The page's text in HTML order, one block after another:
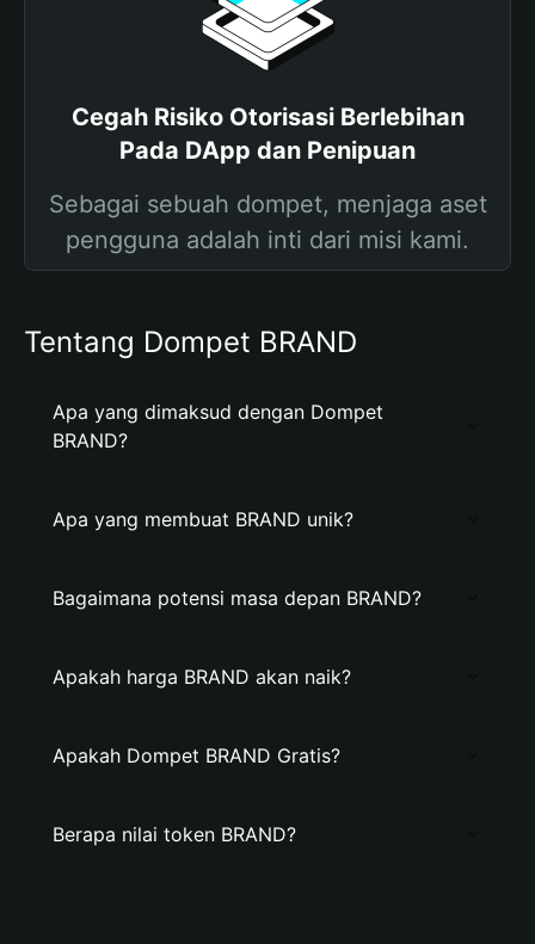
Cegah Risiko Otorisasi Berlebihan
Pada DApp dan Penipuan
Sebagai sebuah dompet, menjaga aset
pengguna adalah inti dari misi kami.
Tentang Dompet BRAND
Apa yang dimaksud dengan Dompet
BRAND?
Apa yang membuat BRAND unik?
Bagaimana potensi masa depan BRAND?
Apakah harga BRAND akan naik?
Apakah Dompet BRAND Gratis?
Berapa nilai token BRAND?